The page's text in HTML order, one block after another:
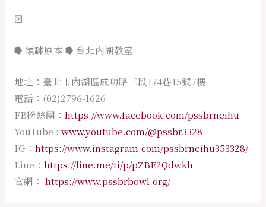
☒
⭓ 頌缽原本 ⭓ 台北內湖教室
地址：臺北市內湖區成功路三段174巷15號7樓
電話：(02)2796-1626
FB粉絲團： https://www.facebook.com/pssbrneihu
YouTube : www.youtube.com/@pssbr3328
IG： https://www.instagram.com/pssbrneihu353328/
Line： https://line.me/ti/p/pZBE2Qdwkh
官網： https://www.pssbrbowl.org/